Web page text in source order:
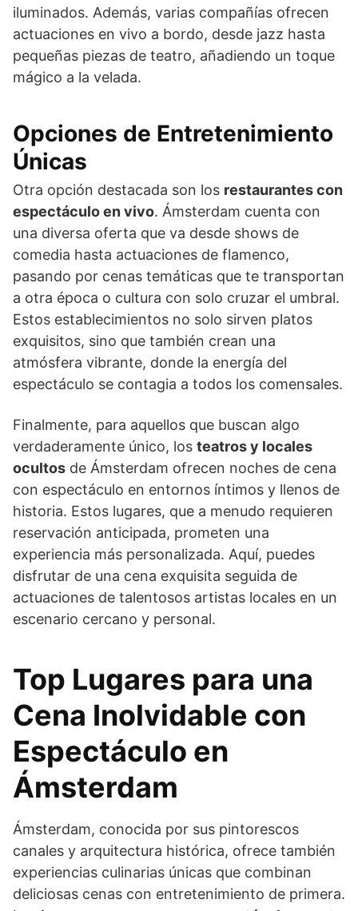
iluminados. Además, varias compañías ofrecen
actuaciones en vivo a bordo, desde jazz hasta
pequeñas piezas de teatro, añadiendo un toque
mágico a la velada.
Opciones de Entretenimiento
Únicas
Otra opción destacada son los restaurantes con
espectáculo en vivo. Ámsterdam cuenta con
una diversa oferta que va desde shows de
comedia hasta actuaciones de flamenco,
pasando por cenas temáticas que te transportan
a otra época o cultura con solo cruzar el umbral.
Estos establecimientos no solo sirven platos
exquisitos, sino que también crean una
atmósfera vibrante, donde la energía del
espectáculo se contagia a todos los comensales.
Finalmente, para aquellos que buscan algo
verdaderamente único, los teatros y locales
ocultos de Ámsterdam ofrecen noches de cena
con espectáculo en entornos íntimos y llenos de
historia. Estos lugares, que a menudo requieren
reservación anticipada, prometen una
experiencia más personalizada. Aquí, puedes
disfrutar de una cena exquisita seguida de
actuaciones de talentosos artistas locales en un
escenario cercano y personal.
Top Lugares para una
Cena Inolvidable con
Espectáculo en
Ámsterdam
Ámsterdam, conocida por sus pintorescos
canales y arquitectura histórica, ofrece también
experiencias culinarias únicas que combinan
deliciosas cenas con entretenimiento de primera.